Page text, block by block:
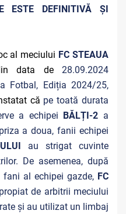
ESTE DEFINITIVĂ ŞI
al meciului FC STEAUA
data de28.09.2024
Fotbal, Ediția 2024/25,
că pe toată durata
a echipei BĂLȚI-2 a
a doua, fanii echipei
au strigat cuvinte
De asemenea, după
al echipei gazde, FC
de arbitrii meciului
și au utilizat un limbaj